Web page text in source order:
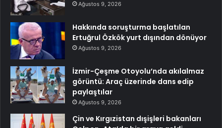
Ağustos 9, 2026
Hakkında soruşturma başlatılan
Ertuğrul Özkök yurt dışından dönüyor
Ağustos 9, 2026
İzmir-Çeşme Otoyolu’nda akılalmaz
görüntü: Araç üzerinde dans edip
paylaştılar
Ağustos 9, 2026
Çin ve Kırgızistan dışişleri bakanları